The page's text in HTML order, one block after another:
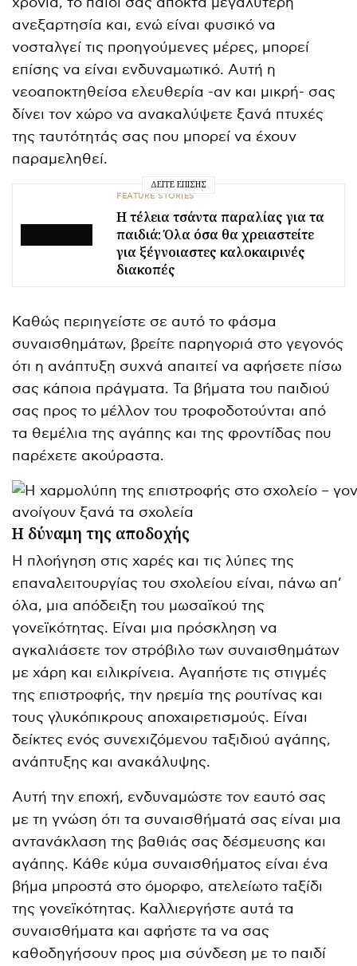
ανεξαρτησία και, ενώ είναι φυσικό να
νοσταλγεί τις προηγούμενες μέρες, μπορεί
επίσης να είναι ενδυναμωτικό. Αυτή η
νεοαποκτηθείσα ελευθερία -αν και μικρή- σας
δίνει τον χώρο να ανακαλύψετε ξανά πτυχές
της ταυτότητάς σας που μπορεί να έχουν
παραμεληθεί.
ΔΕΊΤΕ ΕΠΊΣΗΣ
FEATURE STORIES
Η τέλεια τσάντα παραλίας για τα
παιδιά: Όλα όσα θα χρειαστείτε
για ξέγνοιαστες καλοκαιρινές
διακοπές
Καθώς περιηγείστε σε αυτό το φάσμα
συναισθημάτων, βρείτε παρηγοριά στο γεγονός
ότι η ανάπτυξη συχνά απαιτεί να αφήσετε πίσω
σας κάποια πράγματα. Τα βήματα του παιδιού
σας προς το μέλλον του τροφοδοτούνται από
τα θεμέλια της αγάπης και της φροντίδας που
παρέχετε ακούραστα.
Η δύναμη της αποδοχής
Η πλοήγηση στις χαρές και τις λύπες της
επαναλειτουργίας του σχολείου είναι, πάνω απ’
όλα, μια απόδειξη του μωσαϊκού της
γονεϊκότητας. Είναι μια πρόσκληση να
αγκαλιάσετε τον στρόβιλο των συναισθημάτων
με χάρη και ειλικρίνεια. Αγαπήστε τις στιγμές
της επιστροφής, την ηρεμία της ρουτίνας και
τους γλυκόπικρους αποχαιρετισμούς. Είναι
δείκτες ενός συνεχιζόμενου ταξιδιού αγάπης,
ανάπτυξης και ανακάλυψης.
Αυτή την εποχή, ενδυναμώστε τον εαυτό σας
με τη γνώση ότι τα συναισθήματά σας είναι μια
αντανάκλαση της βαθιάς σας δέσμευσης και
αγάπης. Κάθε κύμα συναισθήματος είναι ένα
βήμα μπροστά στο όμορφο, ατελείωτο ταξίδι
της γονεϊκότητας. Καλλιεργήστε αυτά τα
συναισθήματα και αφήστε τα να σας
καθοδηγήσουν προς μια σύνδεση με το παιδί